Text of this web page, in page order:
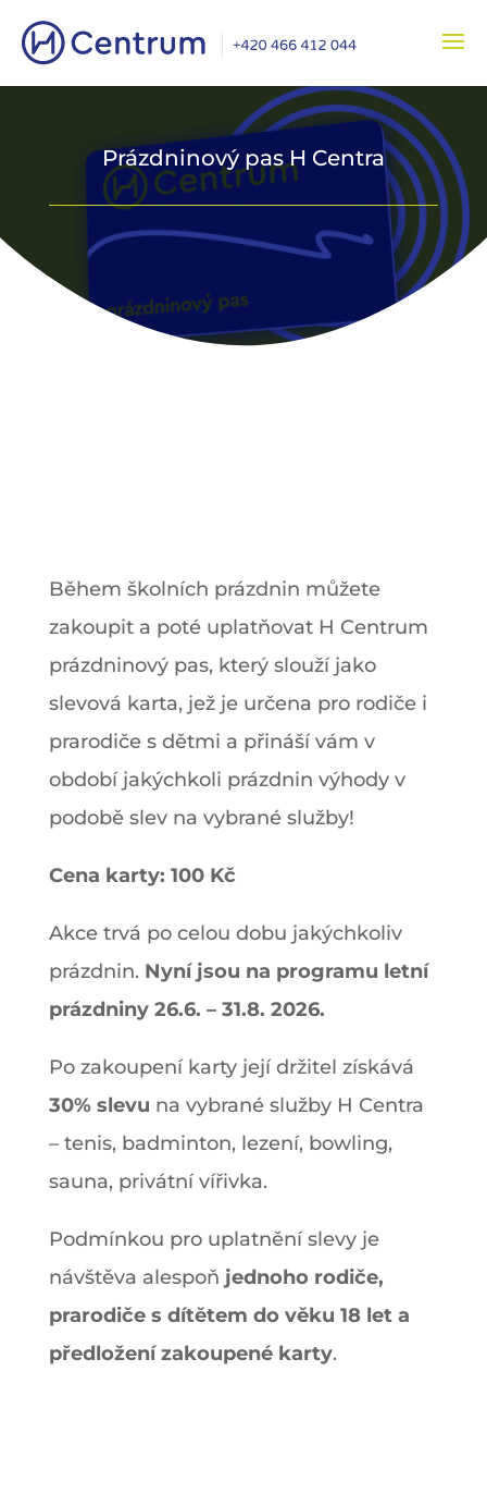
Prázdninový pas H Centra
Během školních prázdnin můžete
zakoupit a poté uplatňovat H Centrum
prázdninový pas, který slouží jako
slevová karta, jež je určena pro rodiče i
prarodiče s dětmi a přináší vám v
období jakýchkoli prázdnin výhody v
podobě slev na vybrané služby!
Cena karty: 100 Kč
Akce trvá po celou dobu jakýchkoliv
prázdnin. Nyní jsou na programu letní
prázdniny 26.6. – 31.8. 2026.
Po zakoupení karty její držitel získává
30% slevu na vybrané služby H Centra
– tenis, badminton, lezení, bowling,
sauna, privátní vířivka.
Podmínkou pro uplatnění slevy je
návštěva alespoň jednoho rodiče,
prarodiče s dítětem do věku 18 let a
předložení zakoupené karty.